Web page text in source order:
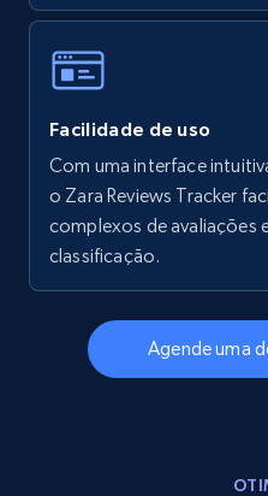
specific keywords
URL, Final price, Sku,
Specifications, Image
more.
5.6K+ 875+
URL, Final price, Sku,
Facilidade de uso
Com uma interface
o Zara Reviews Tracker
complexos de avaliações
classificação.
Agende uma